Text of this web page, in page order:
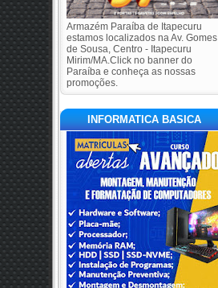
Armazém Paraíba de Itapecuru
estamos localizados na Av. Gomes
de Sousa, Centro - Itapecuru
Mirim/MA.Click no banner do
Paraíba e conheça as nossas
promoções.
INFORMATICA BASICA